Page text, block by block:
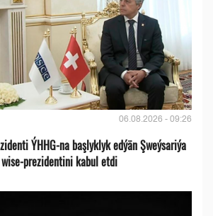
06.08.2026 - 09:26
ÝHHG-na başlyklyk edýän Şweýsariýa
wise-prezidentini kabul etdi